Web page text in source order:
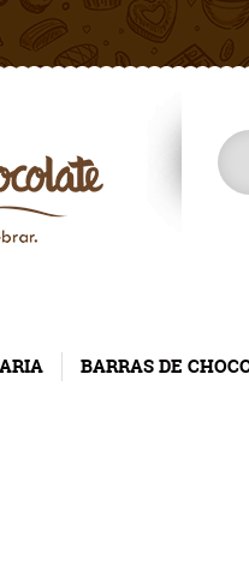
BARRAS DE